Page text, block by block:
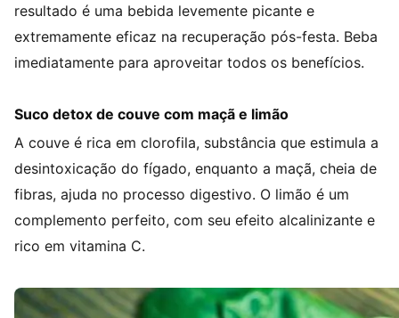
resultado é uma bebida levemente picante e
extremamente eficaz na recuperação pós-festa. Beba
imediatamente para aproveitar todos os benefícios.
Suco detox de couve com maçã e limão
A couve é rica em clorofila, substância que estimula a
desintoxicação do fígado, enquanto a maçã, cheia de
fibras, ajuda no processo digestivo. O limão é um
complemento perfeito, com seu efeito alcalinizante e
rico em vitamina C.